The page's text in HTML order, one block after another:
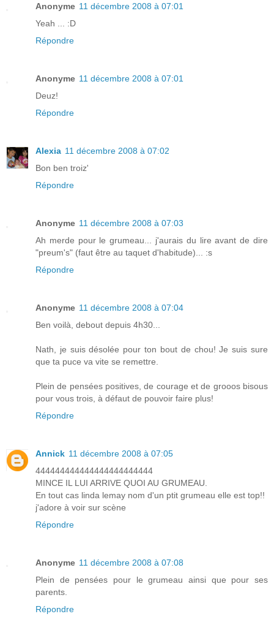
Anonyme 11 décembre 2008 à 07:01
Yeah ... :D
Répondre
Anonyme 11 décembre 2008 à 07:01
Deuz!
Répondre
Alexia 11 décembre 2008 à 07:02
Bon ben troiz'
Répondre
Anonyme 11 décembre 2008 à 07:03
Ah merde pour le grumeau... j'aurais du lire avant de dire
"preum's" (faut être au taquet d'habitude)... :s
Répondre
Anonyme 11 décembre 2008 à 07:04
Ben voilà, debout depuis 4h30...
Nath, je suis désolée pour ton bout de chou! Je suis sure
que ta puce va vite se remettre.
Plein de pensées positives, de courage et de grooos bisous
pour vous trois, à défaut de pouvoir faire plus!
Répondre
Annick 11 décembre 2008 à 07:05
444444444444444444444444
MINCE IL LUI ARRIVE QUOI AU GRUMEAU.
En tout cas linda lemay nom d'un ptit grumeau elle est top!!
j'adore à voir sur scène
Répondre
Anonyme 11 décembre 2008 à 07:08
Plein de pensées pour le grumeau ainsi que pour ses
parents.
Répondre